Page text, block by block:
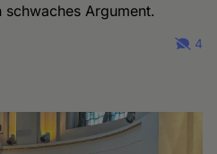
Argument.
4